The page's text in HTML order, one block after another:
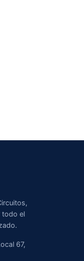
todo el
67,